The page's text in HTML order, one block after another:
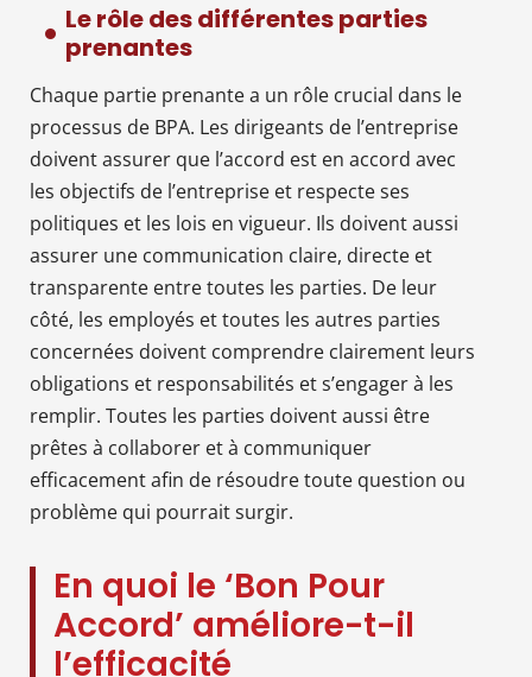
Le rôle des différentes parties
prenantes
Chaque partie prenante a un rôle crucial dans le
processus de BPA. Les dirigeants de l’entreprise
doivent assurer que l’accord est en accord avec
les objectifs de l’entreprise et respecte ses
politiques et les lois en vigueur. Ils doivent aussi
assurer une communication claire, directe et
transparente entre toutes les parties. De leur
côté, les employés et toutes les autres parties
concernées doivent comprendre clairement leurs
obligations et responsabilités et s’engager à les
remplir. Toutes les parties doivent aussi être
prêtes à collaborer et à communiquer
efficacement afin de résoudre toute question ou
problème qui pourrait surgir.
En quoi le ‘Bon Pour
Accord’ améliore-t-il
l’efficacité